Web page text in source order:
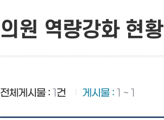
의원 역량강화 현황
전체게시물 : 건 게시물 : 1 ~ 1